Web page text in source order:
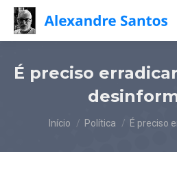
É preciso
Você está aqui:
Início Política É preciso